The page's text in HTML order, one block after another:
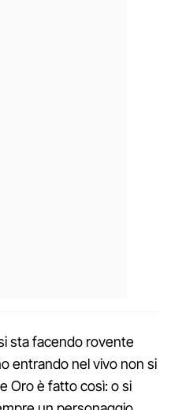
sta facendo rovente
entrando nel vivo non si
Oro è fatto così: o si